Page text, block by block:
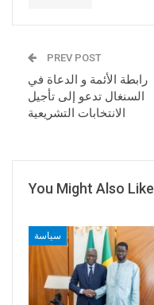
PREV POST
رابطة الأئمة و الدعاة في
السنغال تدعو إلى تأجيل
الانتخابات التشريعية
You Might Also Like
سياسة